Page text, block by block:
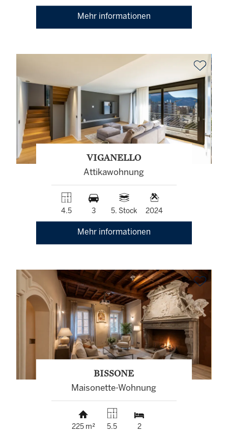
Mehr informationen
VIGANELLO
Attikawohnung
4.5 3 5. Stock 2024
Mehr informationen
BISSONE
Maisonette-Wohnung
225 m² 5.5 2